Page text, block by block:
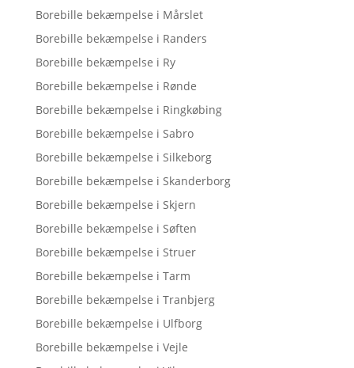
Borebille bekæmpelse i Mårslet
Borebille bekæmpelse i Randers
Borebille bekæmpelse i Ry
Borebille bekæmpelse i Rønde
Borebille bekæmpelse i Ringkøbing
Borebille bekæmpelse i Sabro
Borebille bekæmpelse i Silkeborg
Borebille bekæmpelse i Skanderborg
Borebille bekæmpelse i Skjern
Borebille bekæmpelse i Søften
Borebille bekæmpelse i Struer
Borebille bekæmpelse i Tarm
Borebille bekæmpelse i Tranbjerg
Borebille bekæmpelse i Ulfborg
Borebille bekæmpelse i Vejle